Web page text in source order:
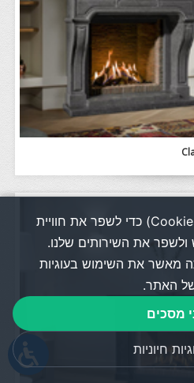
אנחנו משתמשים בעוגיות (Cookies) כדי לשפר את חוויית
את השירותים שלנו.
מאשר את השימוש בעוגיות
האתר.
מסכים
חיוניות